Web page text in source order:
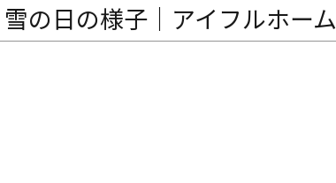
の日の様子｜アイフルホーム